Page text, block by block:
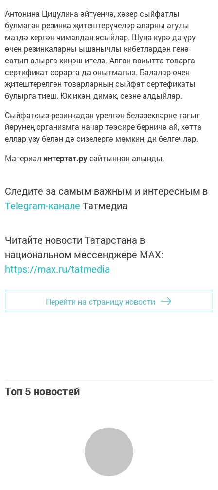
Антонина Цицулина әйтүенчә, хәзер сыйфатлы
булмаган резинка җитештерүчеләр аларны агулы
матдә кергән чималдан ясыйлар. Шуңа күрә дә үрү
өчен резинкаларны ышанычлы кибетләрдән генә
сатып алырга киңәш ителә. Алган вакытта товарга
сертификат сорарга да онытмагыз. Балалар өчен
җитештерелгән товарларның сыйфат сертефикаты
булырга тиеш. Юк икән, димәк, сезне алдыйлар.
Сыйфатсыз резинкадан үрелгән беләзекләрне тагып
йөрүнең организмга начар тәэсире берничә ай, хәтта
еллар узу белән дә сизелергә мөмкин, ди белгечләр.
Материал интертат.русайтыннан алынды.
Следите за самым важным и интересным в
Telegram-канале Татмедиа
Читайте новости Татарстана в
национальном мессенджере MАХ:
https://max.ru/tatmedia
Перейти на страницу новости
Топ 5 новостей